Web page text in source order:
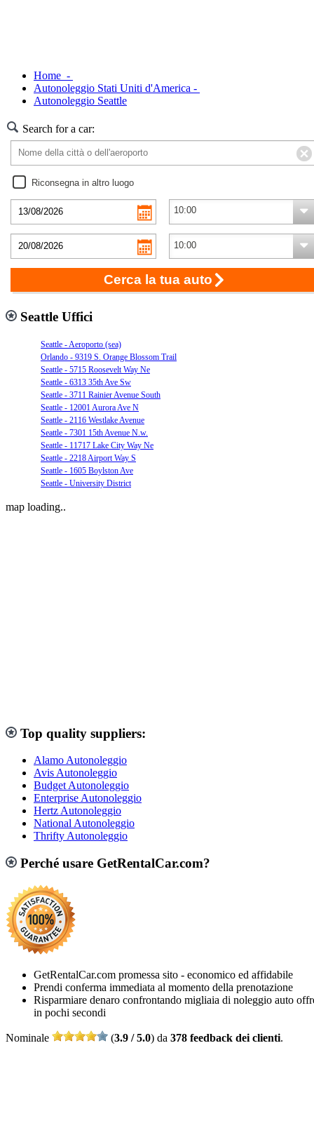
Home -
Autonoleggio Stati Uniti d'America -
Autonoleggio Seattle
Search for a car:
Riconsegna in altro luogo
Cerca la tua auto
Seattle Uffici
Seattle - Aeroporto (sea)
Orlando - 9319 S. Orange Blossom Trail
Seattle - 5715 Roosevelt Way Ne
Seattle - 6313 35th Ave Sw
Seattle - 3711 Rainier Avenue South
Seattle - 12001 Aurora Ave N
Seattle - 2116 Westlake Avenue
Seattle - 7301 15th Avenue N.w.
Seattle - 11717 Lake City Way Ne
Seattle - 2218 Airport Way S
Seattle - 1605 Boylston Ave
Seattle - University District
map loading..
Top quality suppliers:
Alamo Autonoleggio
Avis Autonoleggio
Budget Autonoleggio
Enterprise Autonoleggio
Hertz Autonoleggio
National Autonoleggio
Thrifty Autonoleggio
Perché usare GetRentalCar.com?
GetRentalCar.com promessa sito - economico ed affidabile
Prendi conferma immediata al momento della prenotazione
Risparmiare denaro confrontando migliaia di noleggio auto
in pochi secondi
Nominale (3.9 / 5.0) da 378 feedback dei clienti.